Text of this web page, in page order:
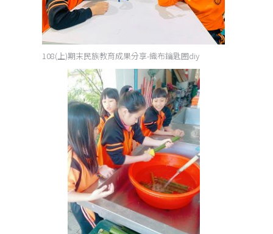
108(上)期末民族教育成果分享-織布鑰匙圈diy